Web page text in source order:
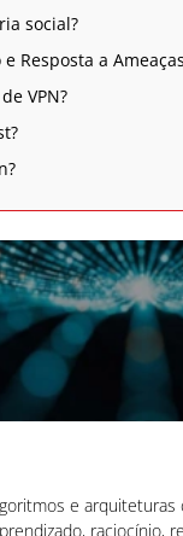
social?
Resposta a
VPN?
e arquiteturas
raciocínio,